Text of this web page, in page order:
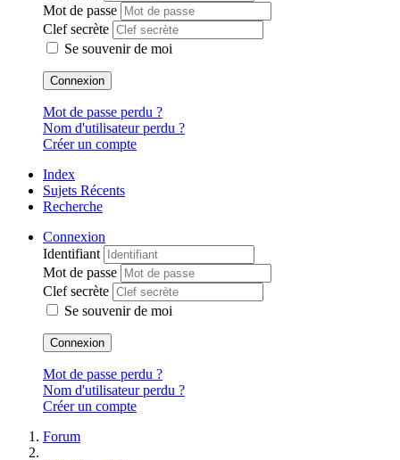
Mot de passe
Clef secrète
Se souvenir de moi
Connexion
Mot de passe perdu ?
Nom d'utilisateur perdu ?
Créer un compte
Index
Sujets Récents
Recherche
Connexion
Identifiant
Mot de passe
Clef secrète
Se souvenir de moi
Connexion
Mot de passe perdu ?
Nom d'utilisateur perdu ?
Créer un compte
Forum